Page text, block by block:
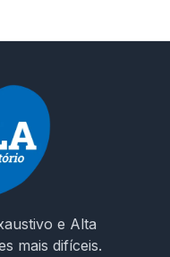
e Alta
mais difíceis.